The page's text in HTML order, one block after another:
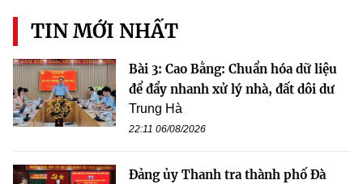
TIN MỚI NHẤT
Bài 3: Cao Bằng: Chuẩn hóa dữ liệu
để đẩy nhanh xử lý nhà, đất dôi dư
Trung Hà
22:11 06/08/2026
Đảng ủy Thanh tra thành phố Đà